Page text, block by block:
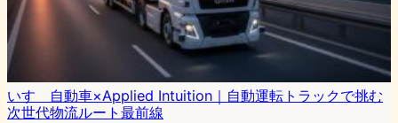
いすゞ自動車×Applied Intuition｜自動運転トラックで挑む
次世代物流ルート最前線